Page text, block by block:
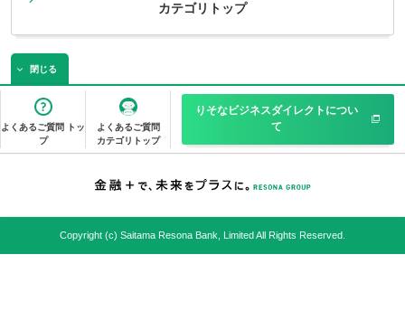
カテゴリトップ
閉じる
よくあるご質問 トッ
プ
よくあるご質問
カテゴリトップ
りそなビジネスダイレクトについ
て
Copyright (c) Saitama Resona Bank, Limited All Rights Reserved.